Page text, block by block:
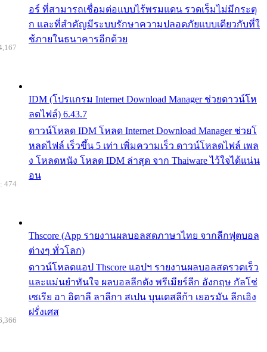
อร์ ที่สามารถเชื่อมต่อแบบไร้พรมแดน รวดเร็มไม่มีกระตุ
ก และที่สำคัญมีระบบรักษาความปลอดภัยแบบเดียวกับที่ใ
ช้ภายในธนาคารอีกด้วย
IDM (โปรแกรม Internet Download Manager ช่วยดาวน์โห
ลดไฟล์) 6.43.7
ดาวน์โหลด IDM โหลด Internet Download Manager ช่วยโ
หลดไฟล์ เร็วขึ้น 5 เท่า เพิ่มความเร็ว ดาวน์โหลดไฟล์ เพล
ง โหลดหนัง โหลด IDM ล่าสุด จาก Thaiware ไว้ใจได้แน่น
อน
Thscore (App รายงานผลบอลสดภาษาไทย จากลีกฟุตบอล
ต่างๆ ทั่วโลก)
ดาวน์โหลดแอป Thscore แอปฯ รายงานผลบอลสดรวดเร็ว
และแม่นยำทันใจ ผลบอลลีกดัง พรีเมียร์ลีก อังกฤษ กัลโช่
เซเรีย อา อิตาลี ลาลีกา สเปน บุนเดสลีก้า เยอรมัน ลีกเอิง
ฝรั่งเศส
474